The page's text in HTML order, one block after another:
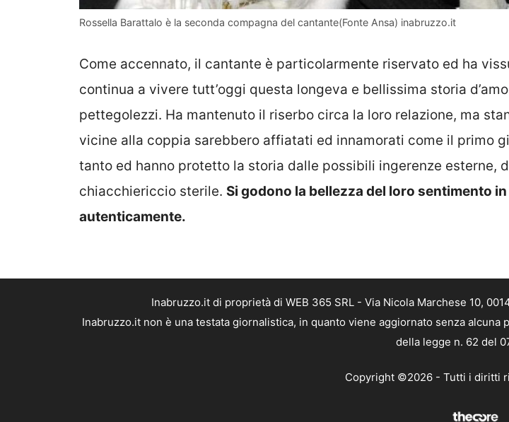
Rossella Barattalo è la seconda compagna del cantante(Fonte Ansa) inabruzzo.it
Come accennato, il cantante è particolarmente riservato ed ha
continua a vivere tutt’oggi questa longeva e bellissima storia
pettegolezzi. Ha mantenuto il riserbo circa la loro relazione, ma
vicine alla coppia sarebbero affiatati ed innamorati come il primo
tanto ed hanno protetto la storia dalle possibili ingerenze esterne,
chiacchiericcio sterile. Si godono la bellezza del loro sentimento
autenticamente.
Inabruzzo.it di proprietà di WEB 365 SRL - Via Nicola Marchese 10,
Inabruzzo.it non è una testata giornalistica, in quanto viene aggiornato senza
della legge n. 62 del
Copyright ©2026 - Tutti i diritti